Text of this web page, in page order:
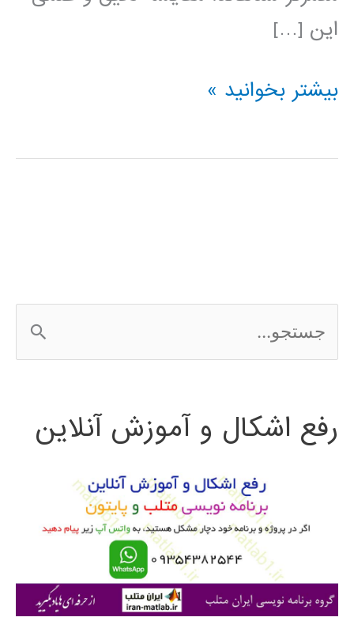
اين […]
دانلود
آموزش
بیشتر بخوانید »
س
ج
ی
رفع اشکال و آموزش آنلاین